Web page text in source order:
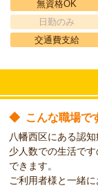
無資格OK
日勤のみ
交通費支給
◆ こんな職場で
八幡西区にある認
少人数での生活で
できます。
ご利用者様と一緒